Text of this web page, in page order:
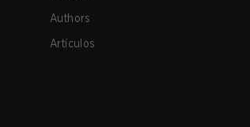
Authors
Artículos